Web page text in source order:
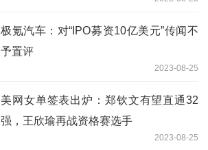
极氪汽车：对“IPO募资10亿美元”传闻不
予置评
2023-08-25
美网女单签表出炉：郑钦文有望直通32
强，王欣瑜再战资格赛选手
2023-08-25